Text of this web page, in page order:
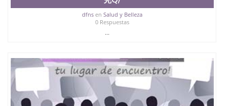
回国证明QQ微信551190476 国外烫金照片QQ微信
551190476外国文凭在中国有用吗QQ微信551190476
德国留学回国证明QQ微信551190476爱尔兰留学回国
证明QQ微信551190476国外硕士文凭办理QQ微信
理QQ微信551190476国外大学文凭真制作QQ微信
551190476办国外文凭可找工作QQ微信551190476国
外大学有毕业证QQ微信551190476办理国外毕业证价
格QQ微信551190476国外编号查询QQ微信551190476
办理国外文凭要交定金吗QQ微信551190476办国外可
dfnsen Salud y Belleza
0 Respuestas
...